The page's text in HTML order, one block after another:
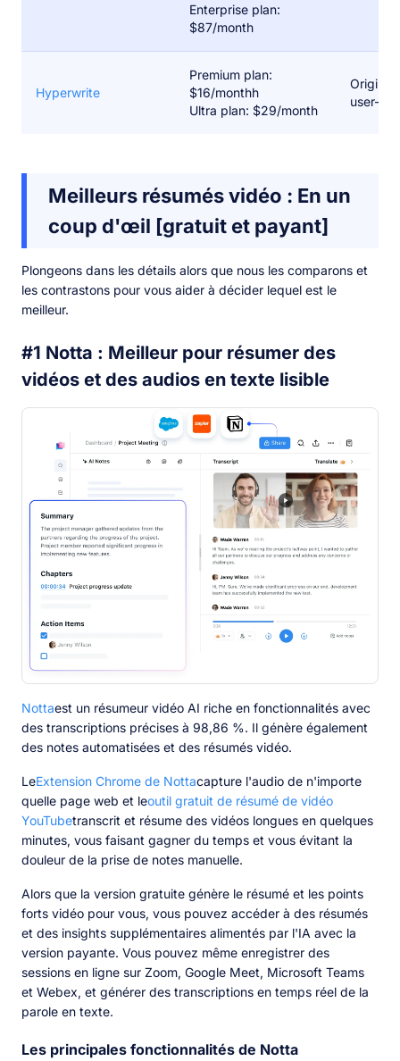
Enterprise plan:
$87/month
Hyperwrite
Premium plan:
$16/monthh
Ultra plan: $29/month
Original
user-
Meilleurs résumés vidéo : En un
coup d'œil [gratuit et payant]
Plongeons dans les détails alors que nous les comparons et
les contrastons pour vous aider à décider lequel est le
meilleur.
#1 Notta : Meilleur pour résumer des
vidéos et des audios en texte lisible
Nottaest un résumeur vidéo AI riche en fonctionnalités avec
des transcriptions précises à 98,86 %. Il génère également
des notes automatisées et des résumés vidéo.
LeExtension Chrome de Nottacapture l'audio de n'importe
quelle page web et leoutil gratuit de résumé de vidéo
YouTubetranscrit et résume des vidéos longues en quelques
minutes, vous faisant gagner du temps et vous évitant la
douleur de la prise de notes manuelle.
Alors que la version gratuite génère le résumé et les points
forts vidéo pour vous, vous pouvez accéder à des résumés
et des insights supplémentaires alimentés par l'IA avec la
version payante. Vous pouvez même enregistrer des
sessions en ligne sur Zoom, Google Meet, Microsoft Teams
et Webex, et générer des transcriptions en temps réel de la
parole en texte.
Les principales fonctionnalités de Notta